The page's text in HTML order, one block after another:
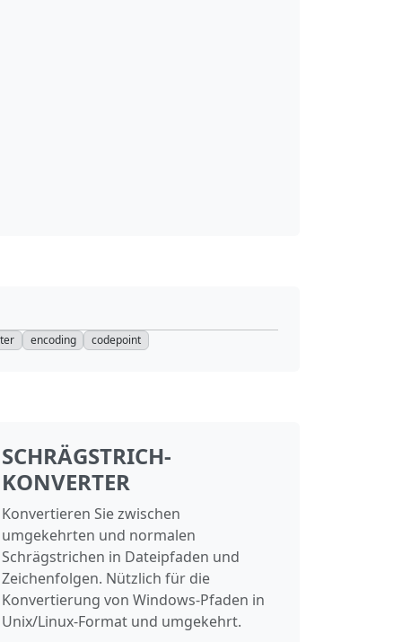
encoding codepoint
SCHRÄGSTRICH-
KONVERTER
Konvertieren Sie zwischen
umgekehrten und normalen
Schrägstrichen in Dateipfaden und
Zeichenfolgen. Nützlich für die
Konvertierung von Windows-Pfaden in
Unix/Linux-Format und umgekehrt.